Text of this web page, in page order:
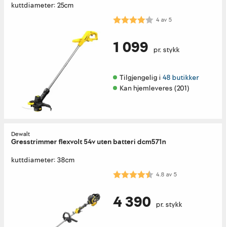
kuttdiameter: 25cm
Karakter: 4.0 av 5 mulige
4av5
1 099 pr. stykk
Tilgjengelig i 48 butikker
Kan hjemleveres (201)
Dewalt
Gresstrimmer flexvolt 54v uten batteri dcm571n
kuttdiameter: 38cm
Karakter: 4.8 av 5 mulige
4.8 av5
4 390 pr. stykk